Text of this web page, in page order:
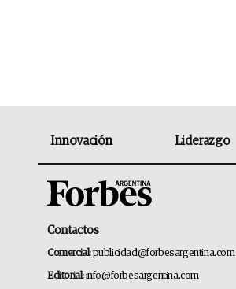
Innovación Liderazgo
Contactos
Comercial:publicidad@forbesargentina.com
Editorial:info@forbesargentina.com